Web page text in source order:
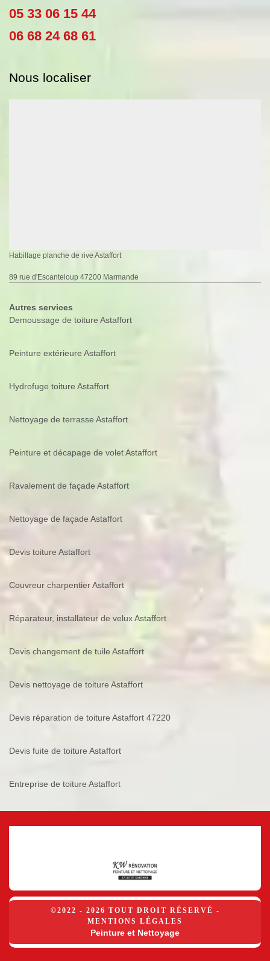
05 33 06 15 44
06 68 24 68 61
Nous localiser
Habillage planche de rive Astaffort
89 rue d'Escanteloup 47200 Marmande
Autres services
Demoussage de toiture Astaffort
Peinture extérieure Astaffort
Hydrofuge toiture Astaffort
Nettoyage de terrasse Astaffort
Peinture et décapage de volet Astaffort
Ravalement de façade Astaffort
Nettoyage de façade Astaffort
Devis toiture Astaffort
Couvreur charpentier Astaffort
Réparateur, installateur de velux Astaffort
Devis changement de tuile Astaffort
Devis nettoyage de toiture Astaffort
Devis réparation de toiture Astaffort 47220
Devis fuite de toiture Astaffort
Entreprise de toiture Astaffort
©2022 - 2026 TOUT DROIT RÉSERVÉ -
MENTIONS LÉGALES
Peinture et Nettoyage